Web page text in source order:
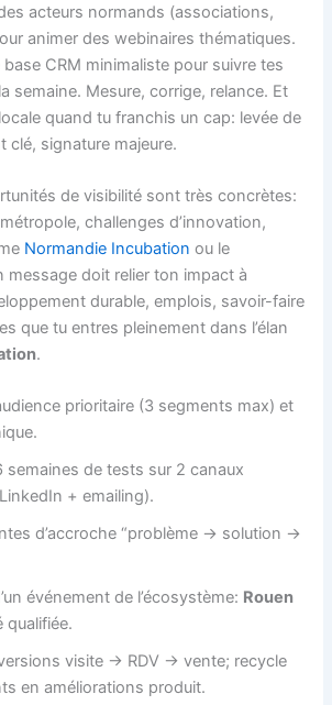
acteurs normands (associations,
animer des webinaires thématiques.
CRM minimaliste pour suivre tes
semaine. Mesure, corrige, relance. Et
quand tu franchis un cap: levée de
clé, signature majeure.
de visibilité sont très concrètes:
challenges d’innovation,
Normandie Incubation ou le
message doit relier ton impact à
durable, emplois, savoir-faire
que tu entres pleinement dans l’élan
.
prioritaire (3 segments max) et
semaines de tests sur 2 canaux
+ emailing).
d’accroche “problème → solution →
événement de l’écosystème: Rouen
qualifiée.
visite → RDV → vente; recycle
en améliorations produit.